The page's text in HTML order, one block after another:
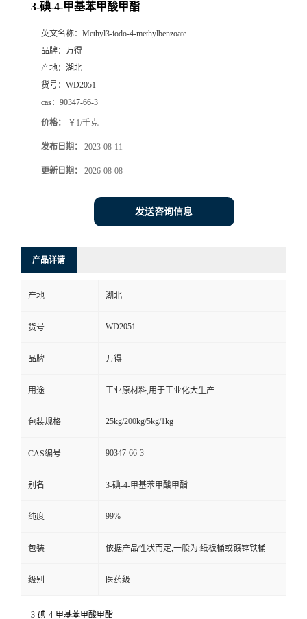
3-碘-4-甲基苯甲酸甲酯
英文名称： Methyl3-iodo-4-methylbenzoate
品牌： 万得
产地： 湖北
货号： WD2051
cas： 90347-66-3
价格： ￥1/千克
发布日期： 2023-08-11
更新日期： 2026-08-08
发送咨询信息
产品详请
产地 湖北
货号 WD2051
品牌 万得
用途 工业原材料,用于工业化大生产
包装规格 25kg/200kg/5kg/1kg
CAS编号 90347-66-3
别名 3-碘-4-甲基苯甲酸甲酯
纯度 99%
包装 依据产品性状而定,一般为:纸板桶或镀锌铁桶
级别 医药级
3-碘-4-甲基苯甲酸甲酯